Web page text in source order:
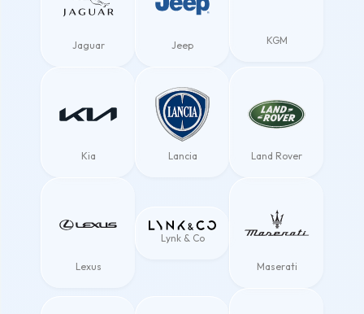
Jaguar Jeep KGM
Kia Lancia Land Rover
Lexus
Lynk & Co
Maserati